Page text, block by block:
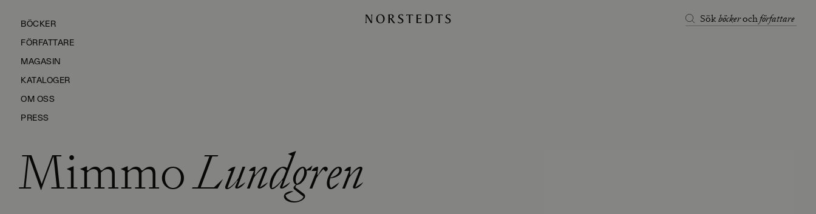
Sökböckerochförfattare
BÖCKER
FÖRFATTARE
MAGASIN
KATALOGER
OM OSS
PRESS
KONTAKTA OSS
HÅLLBARHET
MimmoLundgren